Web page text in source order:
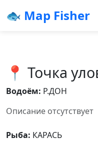
🐟 Map Fisher
📍 Точка
Водоём: Р.ДОН
Описание отсутствует
Рыба: КАРАСЬ